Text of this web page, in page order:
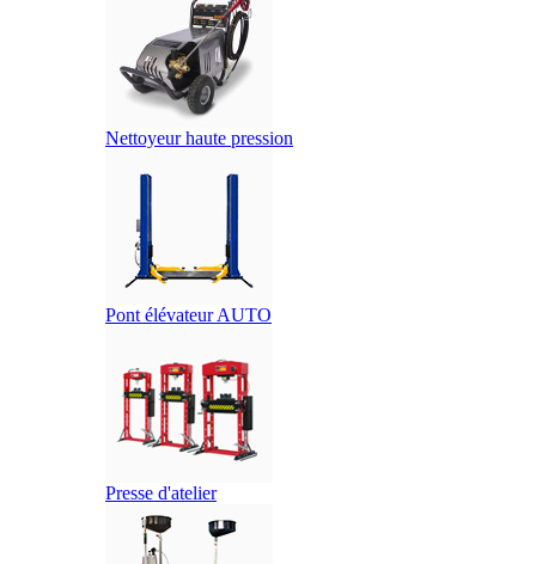
Nettoyeur haute pression
Pont élévateur AUTO
Presse d'atelier